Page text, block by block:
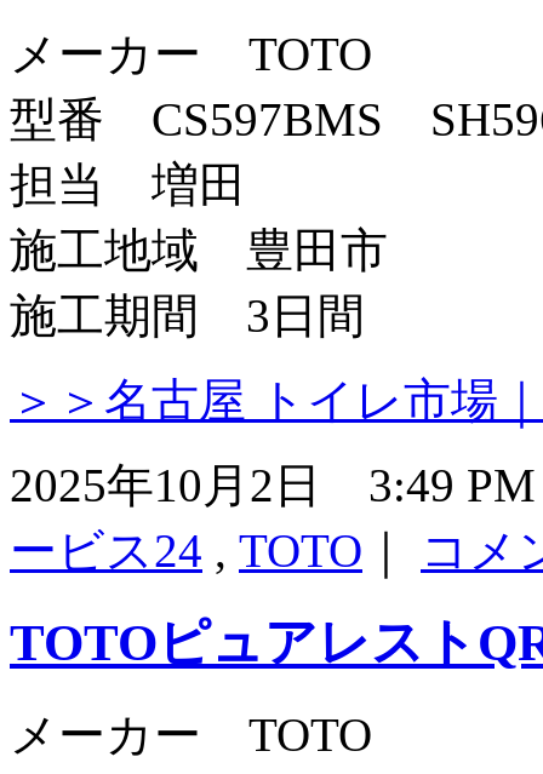
メーカー TOTO
型番 CS597BMS
担当 増田
施工地域 豊田市
施工期間 3日間
＞＞名古屋 トイレ市場
2025年10月2日 3:49
ービス24 , TOTO コメ
TOTOピュアレスト
メーカー TOTO